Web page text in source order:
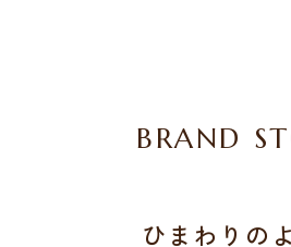
BRAND
ひまわりの